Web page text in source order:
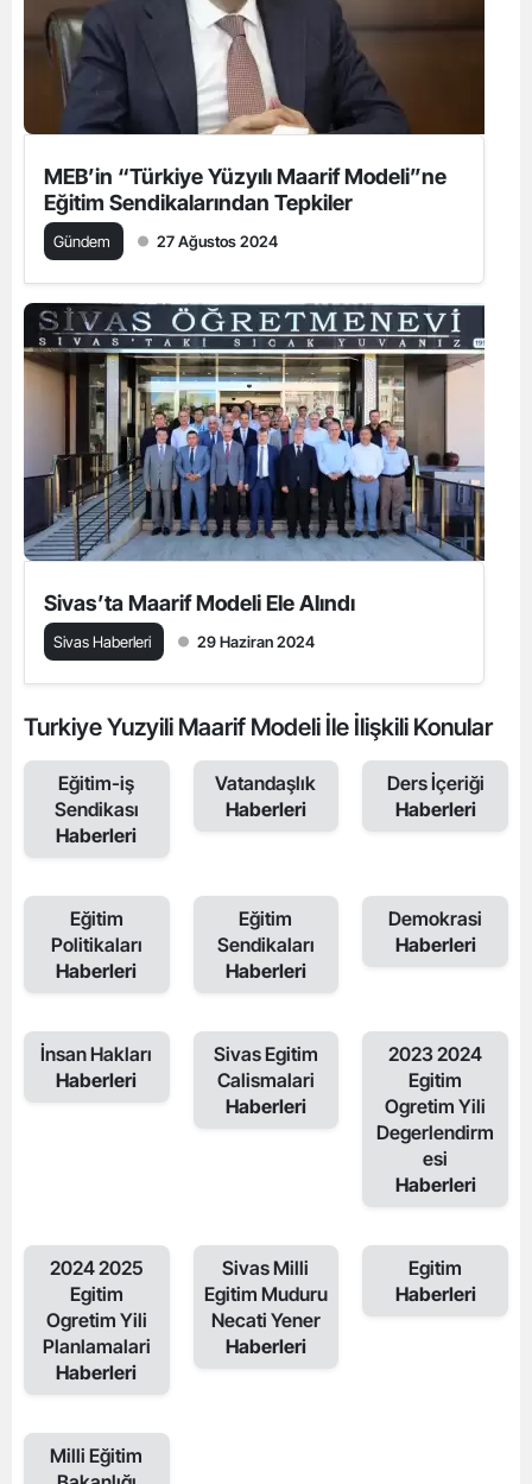
MEB’in “Türkiye Yüzyılı Maarif Modeli”ne
Eğitim Sendikalarından Tepkiler
Gündem 27 Ağustos 2024
Sivas’ta Maarif Modeli Ele Alındı
Sivas Haberleri 29 Haziran 2024
Turkiye Yuzyili Maarif Modeli İle İlişkili Konular
Eğitim-iş
Sendikası
Haberleri
Vatandaşlık
Haberleri
Ders İçeriği
Haberleri
Eğitim
Politikaları
Haberleri
Eğitim
Sendikaları
Haberleri
Demokrasi
Haberleri
İnsan Hakları
Haberleri
Sivas Egitim
Calismalari
Haberleri
2023 2024
Egitim
Ogretim Yili
Degerlendirm
esi
Haberleri
2024 2025
Egitim
Ogretim Yili
Planlamalari
Haberleri
Sivas Milli
Egitim Muduru
Necati Yener
Haberleri
Egitim
Haberleri
Milli Eğitim